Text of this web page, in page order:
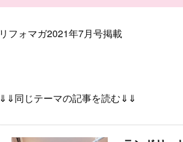
リフォマガ2021年7月号掲載
⇓⇓同じテーマの記事を読む⇓⇓